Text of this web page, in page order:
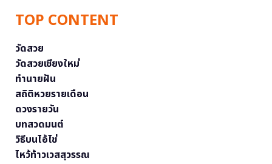
TOP CONTENT
วัดสวย
วัดสวยเชียงใหม่
ทำนายฝัน
สถิติหวยรายเดือน
ดวงรายวัน
บทสวดมนต์
วิธีบนไอ้ไข่
ไหว้ท้าวเวสสุวรรณ